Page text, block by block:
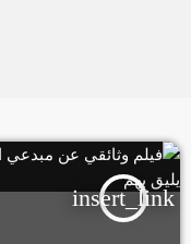
insert_link